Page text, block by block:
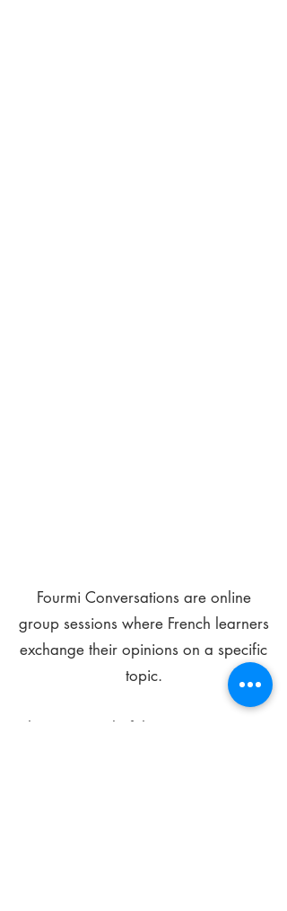
Fourmi Conversations are online
group sessions where French learners
exchange their opinions on a specific
topic.
The main goal of these meetings is to